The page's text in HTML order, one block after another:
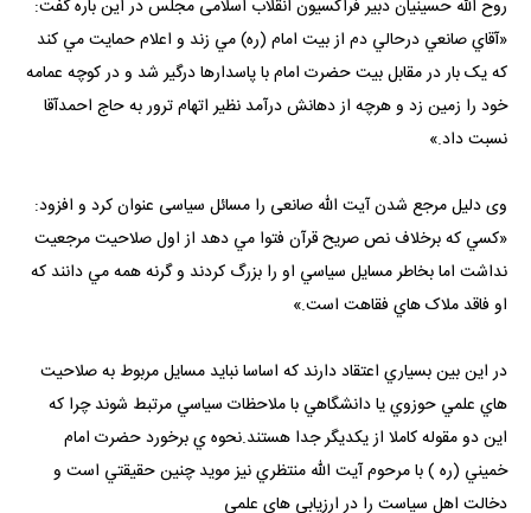
روح الله حسینیان دبیر فراکسیون انقلاب اسلامی مجلس در این باره گفت:
«آقاي صانعي درحالي دم از بيت امام (ره) مي زند و اعلام حمايت مي کند
که يک بار در مقابل بيت حضرت امام با پاسدارها درگير شد و در کوچه عمامه
خود را زمين زد و هرچه از دهانش درآمد نظير اتهام ترور به حاج احمدآقا
نسبت داد.»
وی دلیل مرجع شدن آیت الله صانعی را مسائل سیاسی عنوان کرد و افزود:
«کسي که برخلاف نص صريح قرآن فتوا مي دهد از اول صلاحيت مرجعيت
نداشت اما بخاطر مسايل سياسي او را بزرگ کردند و گرنه همه مي دانند که
او فاقد ملاک هاي فقاهت است.»
در اين بين بسياري اعتقاد دارند كه اساسا نبايد مسايل مربوط به صلاحيت
هاي علمي حوزوي يا دانشگاهي با ملاحظات سياسي مرتبط شوند چرا كه
اين دو مقوله كاملا از يكديگر جدا هستند.نحوه ي برخورد حضرت امام
خميني (ره ) با مرحوم آيت الله منتظري نيز مويد چنين حقيقتي است و
دخالت اهل سياست را در ارزيابي هاي علمي